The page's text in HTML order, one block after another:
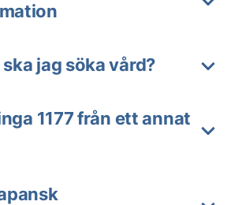
jag söka vård?
1177 från ett annat